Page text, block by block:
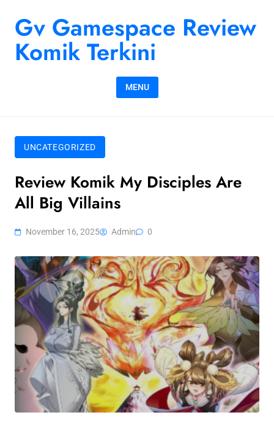
Gv Gamespace Review
Komik Terkini
MENU
UNCATEGORIZED
Review Komik My Disciples Are
All Big Villains
November 16, 2025 Admin 0